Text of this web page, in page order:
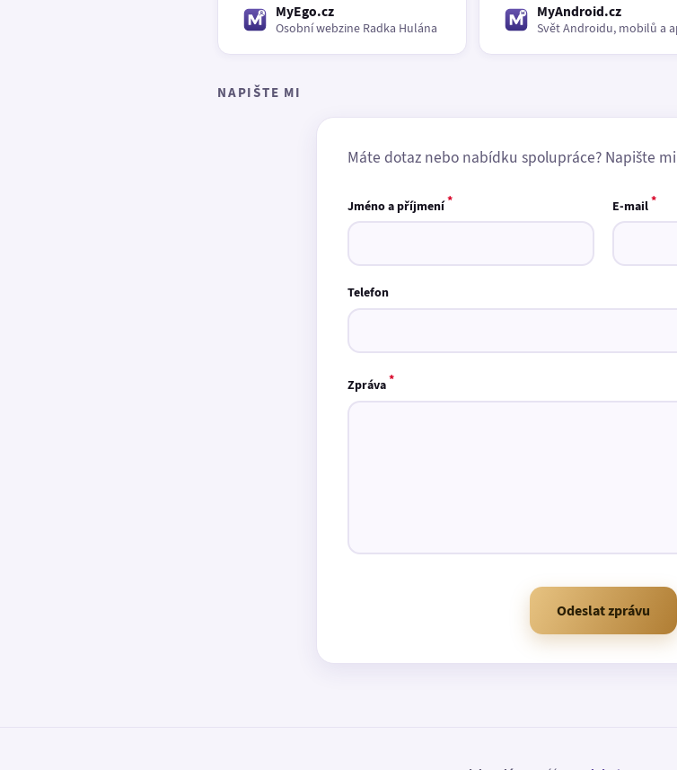
MyEgo.cz
Osobní webzine Radka Hulána
MyAndroid.cz
Svět Androidu, mobilů a
NAPIŠTE MI
Máte dotaz nebo nabídku spolupráce? Napište
Jméno a příjmení* E-mail*
Telefon
Zpráva*
Odeslat zprávu